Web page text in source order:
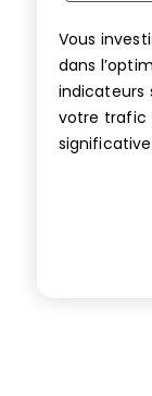
Vous
dans
indicateurs
votre trafic